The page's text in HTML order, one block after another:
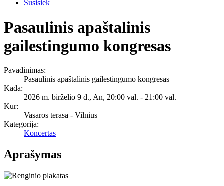
Susisiek
Pasaulinis apaštalinis
gailestingumo kongresas
Pavadinimas:
Pasaulinis apaštalinis gailestingumo kongresas
Kada:
2026 m. birželio 9 d., An, 20:00 val. - 21:00 val.
Kur:
Vasaros terasa - Vilnius
Kategorija:
Koncertas
Aprašymas